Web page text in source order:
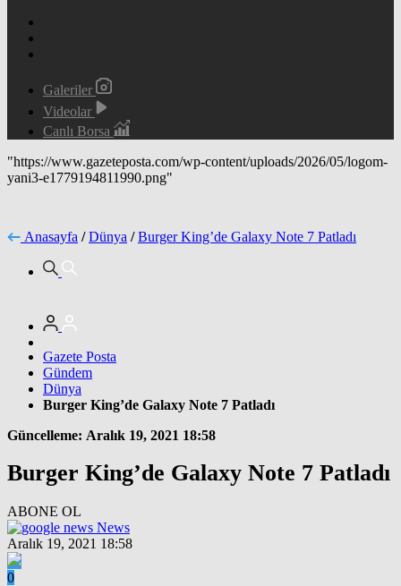
Galeriler
Videolar
Canlı Borsa
"https://www.gazeteposta.com/wp-content/uploads/2026/05/logom-
yani3-e1779194811990.png"
Anasayfa / Dünya / Burger King’de Galaxy Note 7 Patladı
Gazete Posta
Gündem
Dünya
Burger King’de Galaxy Note 7 Patladı
Güncelleme: Aralık 19, 2021 18:58
Burger King’de Galaxy Note 7 Patladı
ABONE OL
News
Aralık 19, 2021 18:58
0